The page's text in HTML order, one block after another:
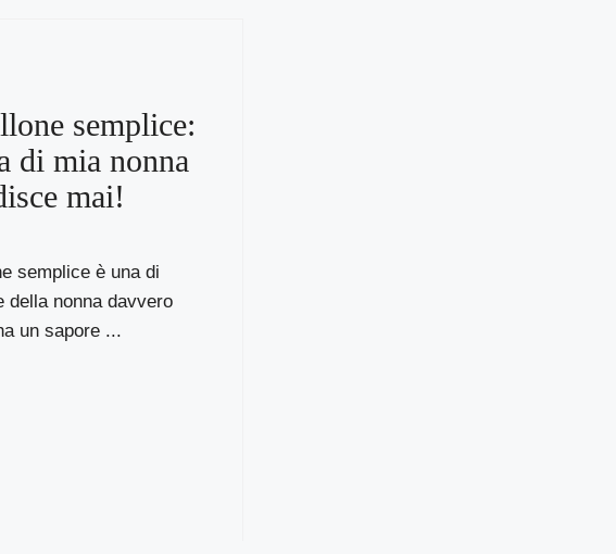
semplice:
di mia nonna
mai!
semplice è una di
della nonna davvero
un sapore ...